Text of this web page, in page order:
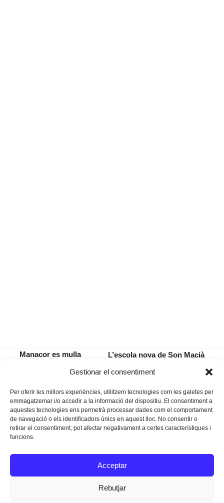
Gestionar el consentiment
Per oferir les millors experiències, utilitzem tecnologies com les galetes per
emmagatzemar i/o accedir a la informació del dispositiu. El consentiment a
aquestes tecnologies ens permetrà processar dades com el comportament
de navegació o els identificadors únics en aquest lloc. No consentir o
retirar el consentiment, pot afectar negativament a certes característiques i
funcions.
Acceptar
Rebutjar
Manacor es mulla
next
L’escola nova de Son Macià
Instagram
Facebook
Twitter
Texts Legals